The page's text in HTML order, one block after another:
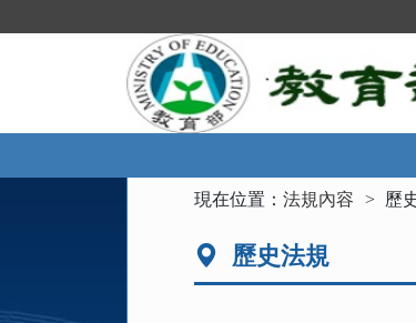
到
現在位置：法規內容 歷
歷史法規